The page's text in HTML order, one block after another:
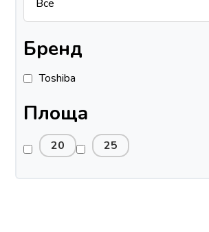
Бренд
Toshiba
Площа
20 25